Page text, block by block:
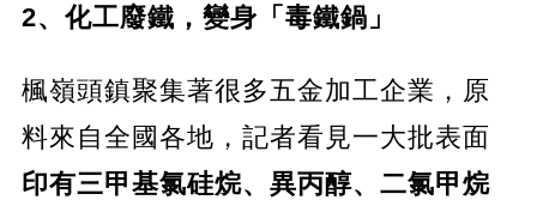
2、化工廢鐵，變身「毒鐵鍋」
楓嶺頭鎮聚集著很多五金加工企業，原
料來自全國各地，記者看見一大批表面
印有三甲基氯硅烷、異丙醇、二氯甲烷